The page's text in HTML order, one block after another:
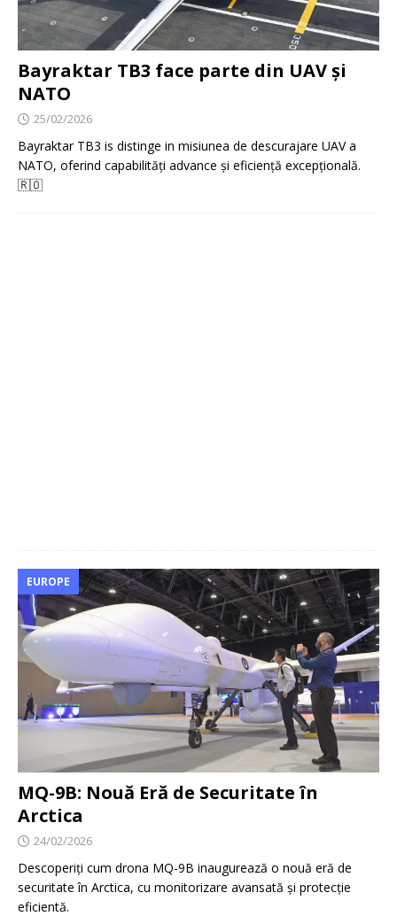
Bayraktar TB3 face parte din UAV și
NATO
25/02/2026
Bayraktar TB3 is distinge in misiunea de descurajare UAV a
NATO, oferind capabilități advance și eficiență excepțională.
🇷🇴
EUROPE
MQ-9B: Nouă Eră de Securitate în
Arctica
24/02/2026
Descoperiți cum drona MQ-9B inaugurează o nouă eră de
securitate în Arctica, cu monitorizare avansată și protecție
eficientă.